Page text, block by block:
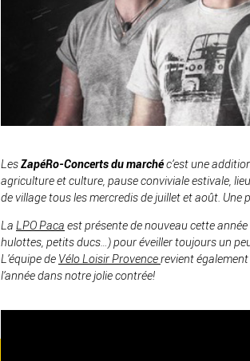
LesZapéRo-Concerts du marchéc’est une
agriculture et culture, pause conviviale estivale,
de village tous les mercredis de juillet et août. Une
La LPO Paca est présente de nouveau cette
hulottes, petits ducs…) pour éveiller toujours un
L’équipe de Vélo Loisir Provencerevient
l’année dans notre jolie contrée!